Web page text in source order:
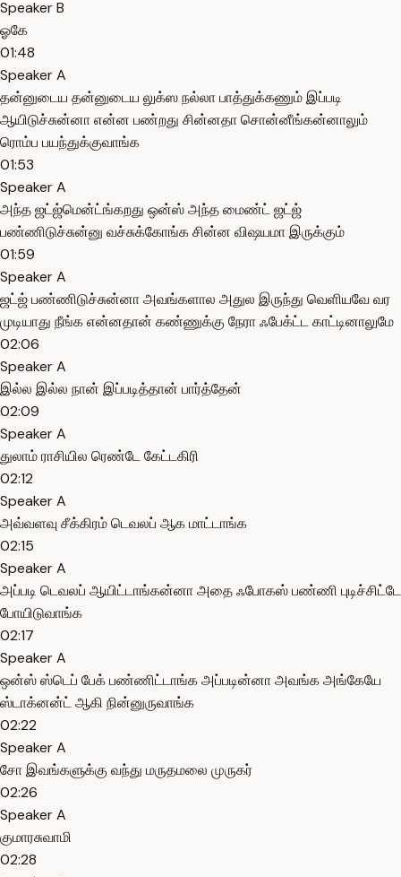
Speaker B
ஓகே
01:48
Speaker A
தன்னுடைய தன்னுடைய லுக்ஸ நல்லா பாத்துக்கணும் இப்படி
ஆயிடுச்சுன்னா என்ன பண்றது சின்னதா சொன்னீங்கன்னாலும்
ரொம்ப பயந்துக்குவாங்க
01:53
Speaker A
அந்த ஜட்ஜ்மென்ட்ங்கறது ஒன்ஸ் அந்த மைண்ட் ஜட்ஜ்
பண்ணிடுச்சுன்னு வச்சுக்கோங்க சின்ன விஷயமா இருக்கும்
01:59
Speaker A
ஜட்ஜ் பண்ணிடுச்சுன்னா அவங்களால அதுல இருந்து வெளியவே வர
முடியாது நீங்க என்னதான் கண்ணுக்கு நேரா ஃபேக்ட்ட காட்டினாலுமே
02:06
Speaker A
இல்ல இல்ல நான் இப்படித்தான் பார்த்தேன்
02:09
Speaker A
துலாம் ராசியில ரெண்டே கேட்டகிரி
02:12
Speaker A
அவ்வளவு சீக்கிரம் டெவலப் ஆக மாட்டாங்க
02:15
Speaker A
அப்படி டெவலப் ஆயிட்டாங்கன்னா அதை ஃபோகஸ் பண்ணி புடிச்சிட்டே
போயிடுவாங்க
02:17
Speaker A
ஒன்ஸ் ஸ்டெப் பேக் பண்ணிட்டாங்க அப்படின்னா அவங்க அங்கேயே
ஸ்டாக்னன்ட் ஆகி நின்னுருவாங்க
02:22
Speaker A
சோ இவங்களுக்கு வந்து மருதமலை முருகர்
02:26
Speaker A
குமாரசுவாமி
02:28